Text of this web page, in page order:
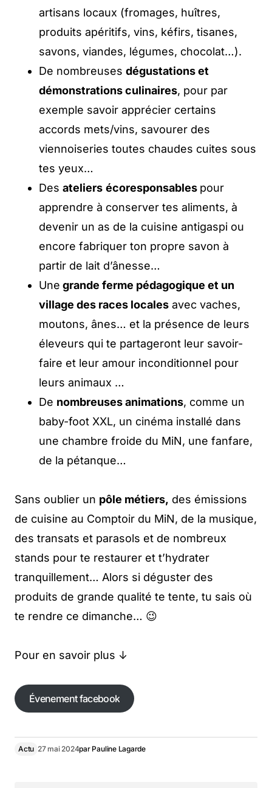
artisans locaux (fromages, huîtres,
produits apéritifs, vins, kéfirs, tisanes,
savons, viandes, légumes, chocolat…).
De nombreuses dégustations et
démonstrations culinaires, pour par
exemple savoir apprécier certains
accords mets/vins, savourer des
viennoiseries toutes chaudes cuites sous
tes yeux…
Des ateliers écoresponsables pour
apprendre à conserver tes aliments, à
devenir un as de la cuisine antigaspi ou
encore fabriquer ton propre savon à
partir de lait d’ânesse…
Une grande ferme pédagogique et un
village des races locales avec vaches,
moutons, ânes… et la présence de leurs
éleveurs qui te partageront leur savoir-
faire et leur amour inconditionnel pour
leurs animaux …
De nombreuses animations, comme un
baby-foot XXL, un cinéma installé dans
une chambre froide du MiN, une fanfare,
de la pétanque…
Sans oublier un pôle métiers, des émissions
de cuisine au Comptoir du MiN, de la musique,
des transats et parasols et de nombreux
stands pour te restaurer et t’hydrater
tranquillement… Alors si déguster des
produits de grande qualité te tente, tu sais où
te rendre ce dimanche… 😉
Pour en savoir plus ↓
Évenement facebook
Évenement facebook
Actu 27 mai 2024par Pauline Lagarde